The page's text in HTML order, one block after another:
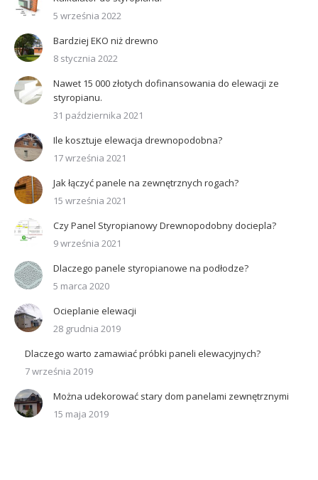
5 września 2022
Bardziej EKO niż drewno
8 stycznia 2022
Nawet 15 000 złotych dofinansowania do elewacji ze
styropianu.
31 października 2021
Ile kosztuje elewacja drewnopodobna?
17 września 2021
Jak łączyć panele na zewnętrznych rogach?
15 września 2021
Czy Panel Styropianowy Drewnopodobny dociepla?
9 września 2021
Dlaczego panele styropianowe na podłodze?
5 marca 2020
Ocieplanie elewacji
28 grudnia 2019
Dlaczego warto zamawiać próbki paneli elewacyjnych?
7 września 2019
Można udekorować stary dom panelami zewnętrznymi
15 maja 2019